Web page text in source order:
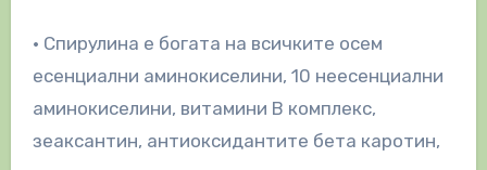
• Спирулина е богата на всичките осем
есенциални аминокиселини, 10 неесенциални
аминокиселини, витамини В комплекс,
зеаксантин, антиоксидантите бета каротин,